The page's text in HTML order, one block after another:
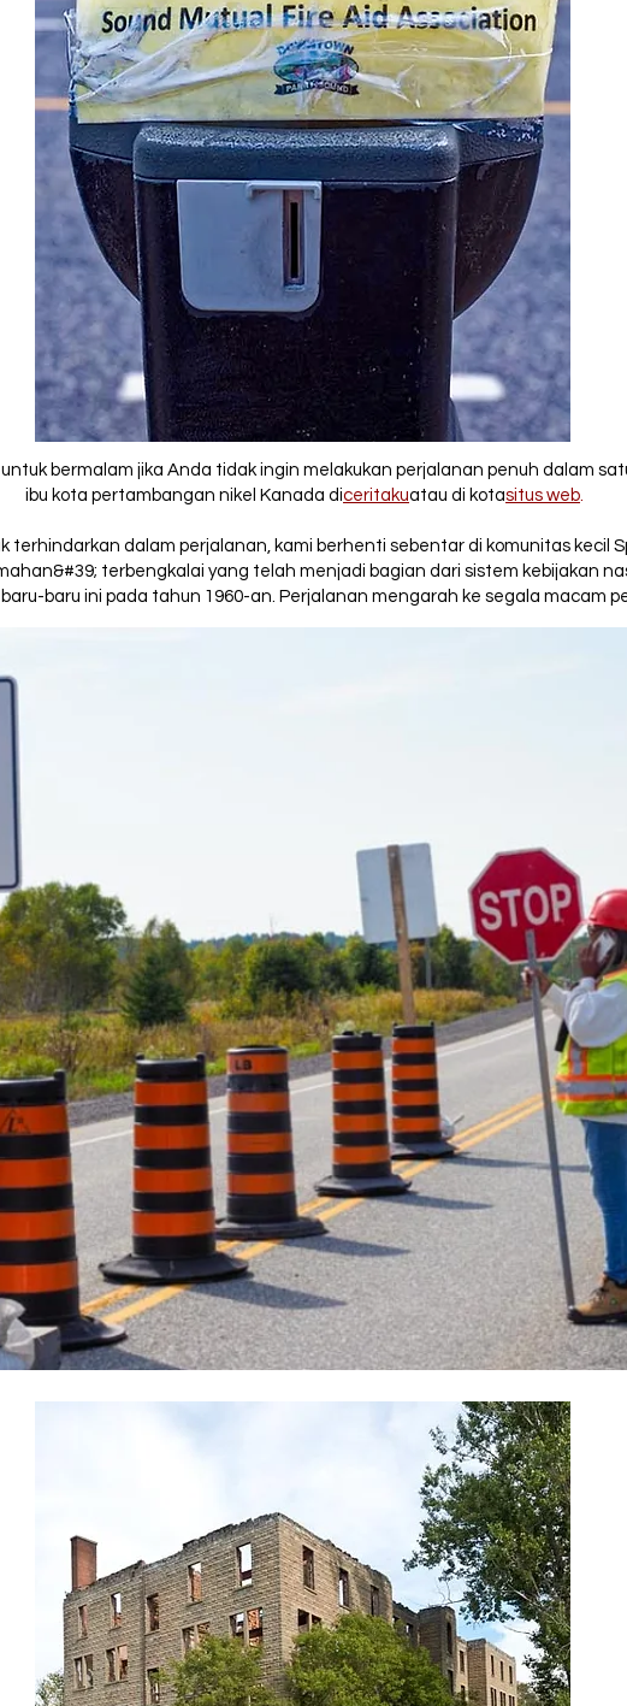
bermalam jika Anda tidak ingin melakukan perjalanan penuh dalam
ibu kota pertambangan nikel Kanada diceritakuatau di kotasitus web.
terhindarkan dalam perjalanan, kami berhenti sebentar di komunitas kecil
terbengkalai yang telah menjadi bagian dari sistem kebijakan
baru-baru ini pada tahun 1960-an. Perjalanan mengarah ke segala macam